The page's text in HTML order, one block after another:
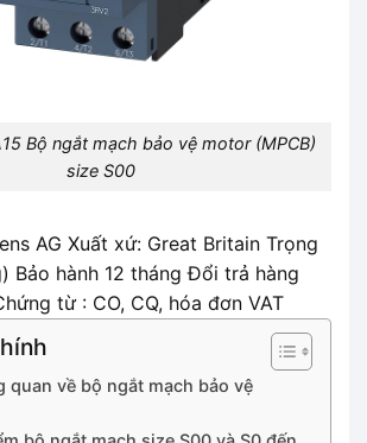
Bộ ngắt mạch bảo vệ motor (MPCB)
size S00
AG Xuất xứ: Great Britain Trọng
Bảo hành 12 tháng Đổi trả hàng
từ : CO, CQ, hóa đơn VAT
quan về bộ ngắt mạch bảo vệ